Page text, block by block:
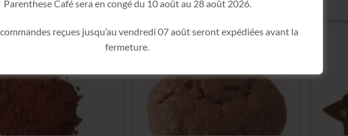
Parenthese Café sera en congé du 10 août au 28 août 2026.
reçues jusqu’au vendredi 07 août seront expédiées avant la
fermeture.